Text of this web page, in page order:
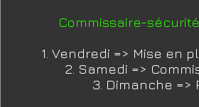
Commissaire-
1. Vendredi => Mise en
2. Samedi =>
3. Dimanche =>